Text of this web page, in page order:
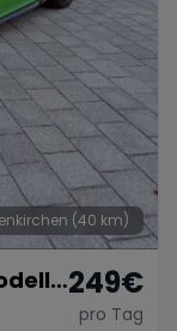
(40 km)
249€
pro Tag